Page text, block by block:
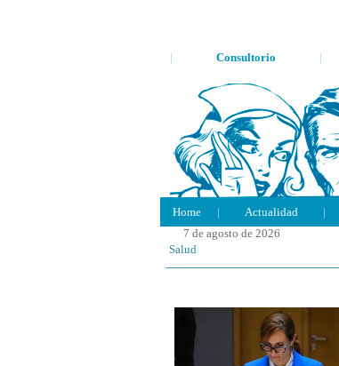
| Consultorio |
Home | Actualidad |
7 de agosto de 2026
Salud